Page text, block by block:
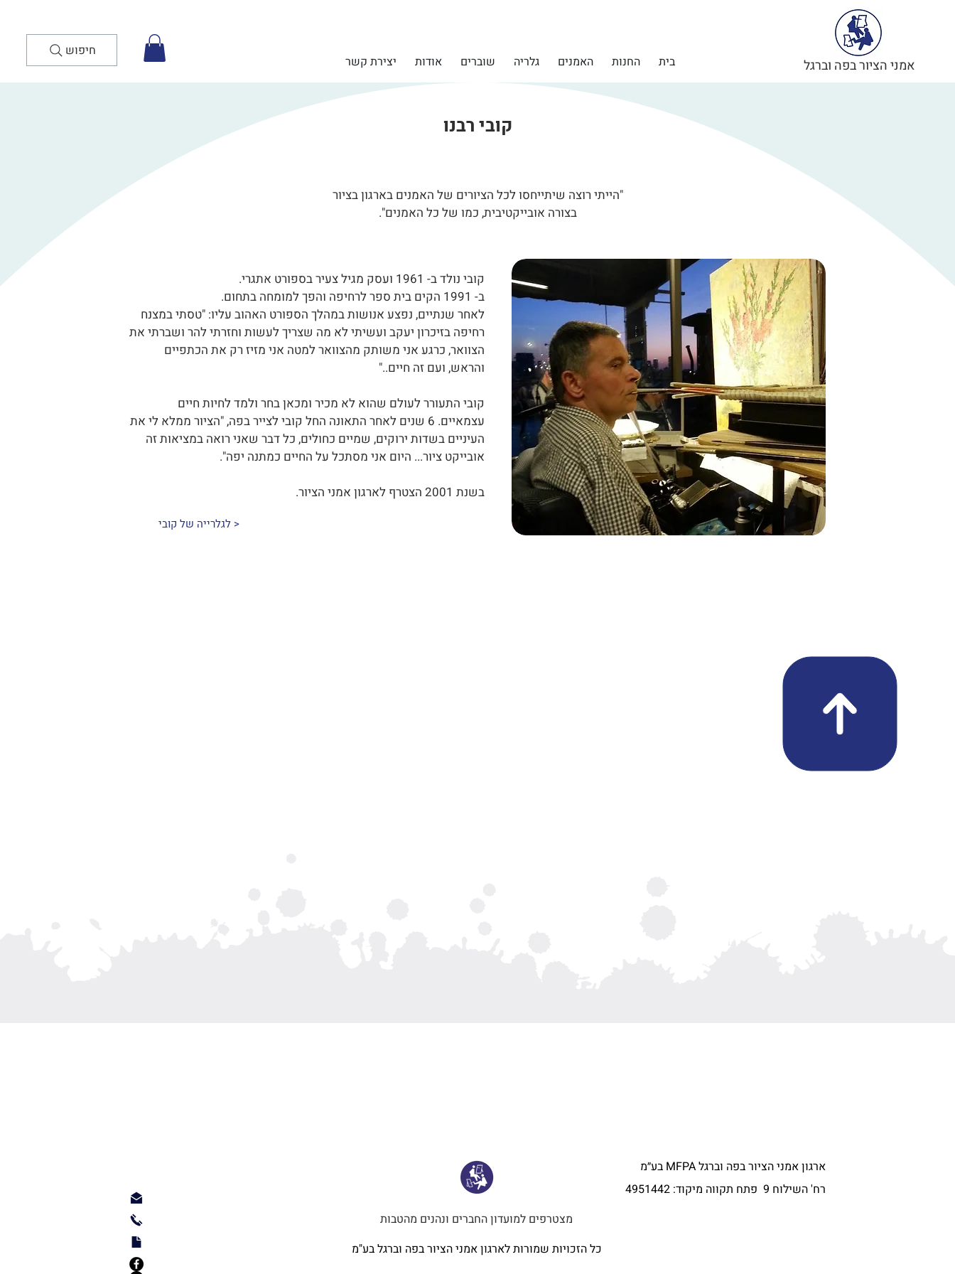
חיפוש
בית החנות האמנים גלריה שוברים אודות יצירת קשר אמני הציור בפה וברגל
קובי רבנו
"הייתי רוצה שיתייחסו לכל הציורים של האמנים בארגון בציור
בצורה אובייקטיבית, כמו של כל האמנים".
קובי נולד ב- 1961 ועסק מגיל צעיר בספורט אתגרי.
ב- 1991 הקים בית ספר לרחיפה והפך למומחה בתחום.
לאחר שנתיים, נפצע אנושות במהלך הספורט האהוב עליו: "טסתי במצנח
רחיפה בזיכרון יעקב ועשיתי לא מה שצריך לעשות וחזרתי להר ושברתי את
הצוואר, כרגע אני משותק מהצוואר למטה אני מזיז רק את הכתפיים
והראש, ועם זה חיים.."
קובי התעורר לעולם שהוא לא מכיר ומכאן בחר ולמד לחיות חיים
עצמאיים. 6 שנים לאחר התאונה החל קובי לצייר בפה, "הציור ממלא לי את
העיניים בשדות ירוקים, שמיים כחולים, כל דבר שאני רואה במציאות זה
אובייקט ציור... היום אני מסתכל על החיים כמתנה יפה".
בשנת 2001 הצטרף לארגון אמני הציור.
< לגלרייה של קובי
ארגון אמני הציור בפה וברגל MFPA בע״מ
רח' השילוח 9 פתח תקווה מיקוד:
4951442
מצטרפים למועדון החברים ונהנים מהטבות
כל הזכויות שמורות לארגון אמני הציור בפה וברגל בע"מ